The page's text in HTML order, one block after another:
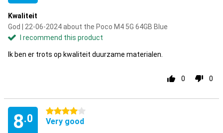
Kwaliteit
God | 22-06-2024 about the Poco M4 5G 64GB Blue
I recommend this product
Ik ben er trots op kwaliteit duurzame materialen.
0 0
8.0
4 stars
Very good